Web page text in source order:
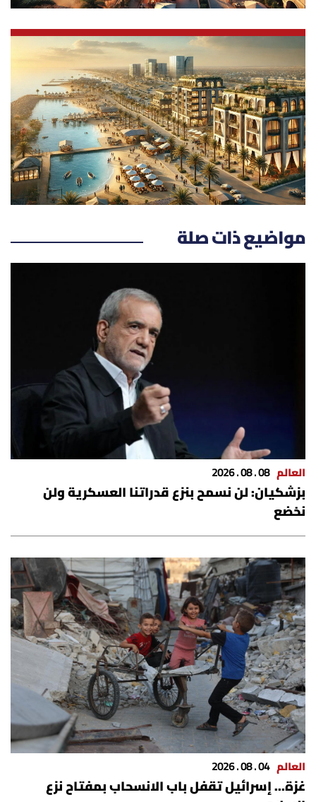
مواضيع ذات صلة
العالم 08 . 08 . 2026
بزشكيان: لن نسمح بنزع قدراتنا العسكرية ولن
نخضع
العالم 04 . 08 . 2026
غزة... إسرائيل تقفل باب الانسحاب بمفتاح نزع